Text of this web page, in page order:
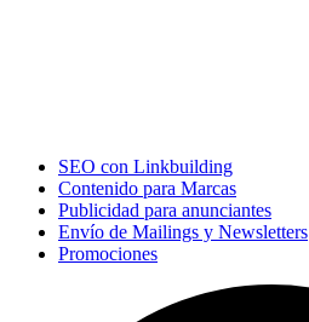
SEO con Linkbuilding
Contenido para Marcas
Publicidad para anunciantes
Envío de Mailings y Newsletters
Promociones